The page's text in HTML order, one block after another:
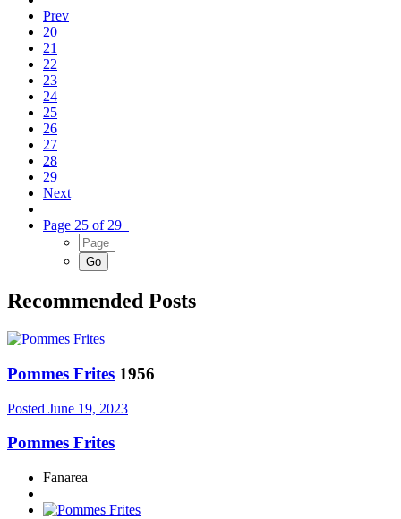
Prev
20
21
22
23
24
25
26
27
28
29
Next
Page 25 of 29
Recommended Posts
Pommes Frites 1956
Posted June 19, 2023
Pommes Frites
Fanarea